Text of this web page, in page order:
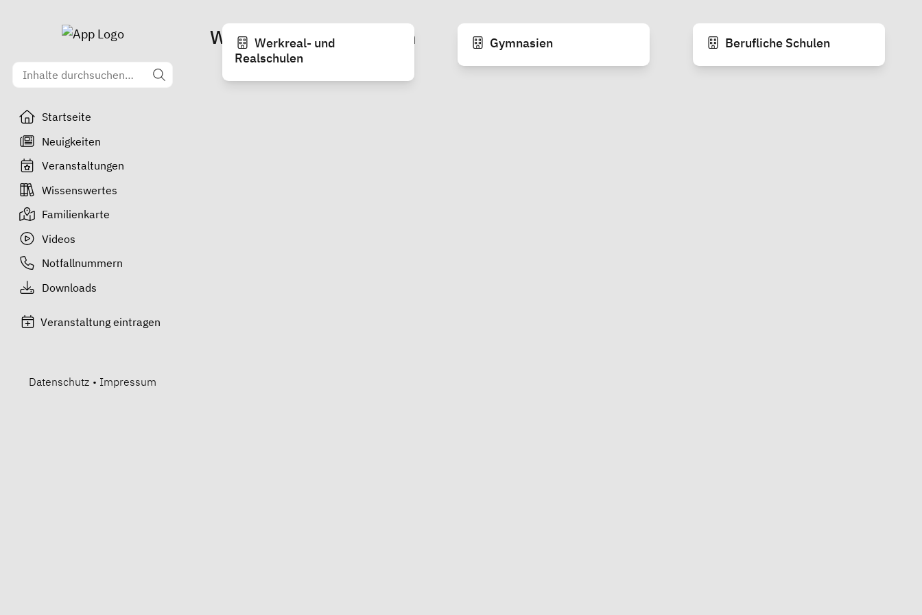
Startseite
Neuigkeiten
Veranstaltungen
Wissenswertes
Familienkarte
Videos
Notfallnummern
Downloads
Veranstaltung eintragen
Datenschutz • Impressum
Weiterführende Schulen
Werkreal- und
Realschulen
Gymnasien Berufliche Schulen